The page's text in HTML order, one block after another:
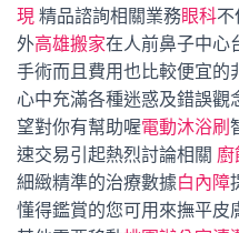
現 精品諮詢相關業務眼科
外高雄搬家在人前鼻子中心
手術而且費用也比較便宜的
心中充滿各種迷惑及錯誤觀
望對你有幫助喔電動沐浴刷
速交易引起熱烈討論相關 廚
細緻精準的治療數據白內障
懂得鑑賞的您可用來撫平皮